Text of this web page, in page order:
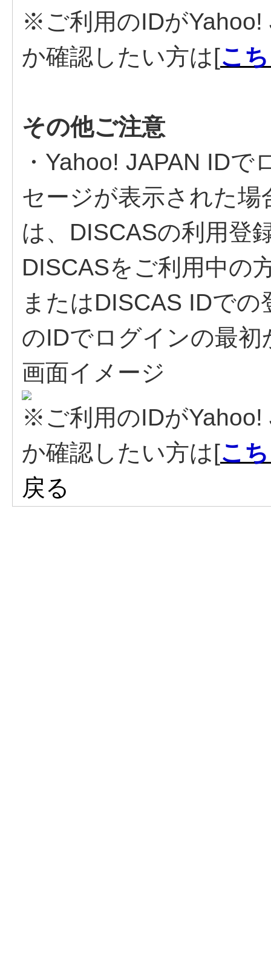
※ご利用のIDがYahoo!
か確認したい方は[こ
その他ご注意
・Yahoo! JAPAN ID
セージが表示された
は、DISCASの利用登
DISCASをご利用中の
またはDISCAS IDで
のIDでログインの最
画面イメージ
※ご利用のIDがYahoo!
か確認したい方は[こ
戻る